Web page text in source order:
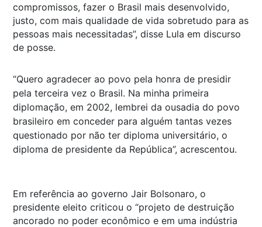
compromissos, fazer o Brasil mais desenvolvido,
justo, com mais qualidade de vida sobretudo para as
pessoas mais necessitadas”, disse Lula em discurso
de posse.
“Quero agradecer ao povo pela honra de presidir
pela terceira vez o Brasil. Na minha primeira
diplomação, em 2002, lembrei da ousadia do povo
brasileiro em conceder para alguém tantas vezes
questionado por não ter diploma universitário, o
diploma de presidente da República”, acrescentou.
Em referência ao governo Jair Bolsonaro, o
presidente eleito criticou o “projeto de destruição
ancorado no poder econômico e em uma indústria